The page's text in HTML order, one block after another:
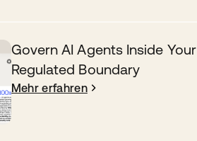
Govern AI Agents Inside Your
Regulated Boundary
Mehr erfahren